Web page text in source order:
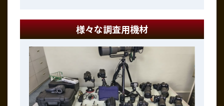
様々な調査用機材